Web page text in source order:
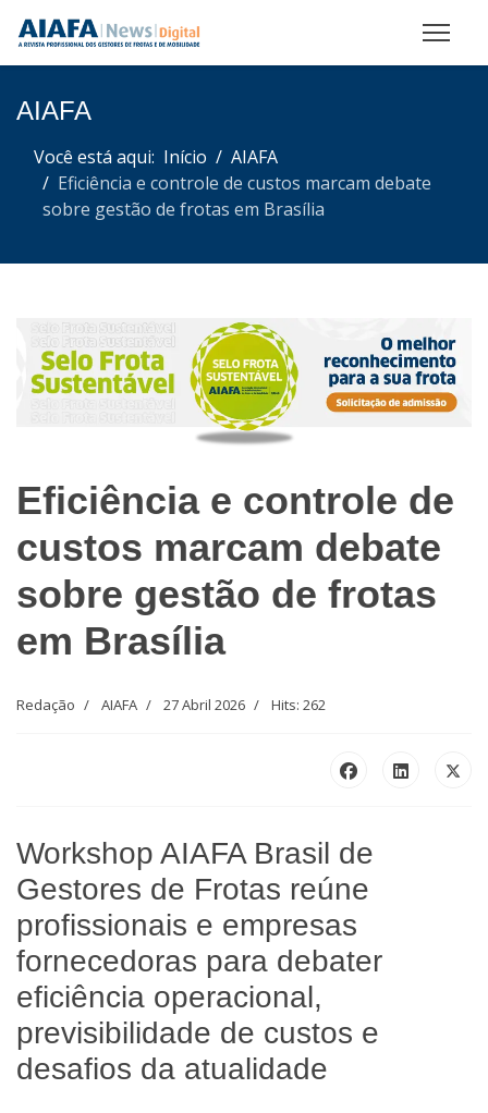
AIAFA
Você está aqui: Início
AIAFA
Eficiência e controle de custos marcam debate
sobre gestão de frotas em Brasília
Eficiência e controle de
custos marcam debate
sobre gestão de frotas
em Brasília
Redação AIAFA 27 Abril 2026 Hits: 262
Workshop AIAFA Brasil de
Gestores de Frotas reúne
profissionais e empresas
fornecedoras para debater
eficiência operacional,
previsibilidade de custos e
desafios da atualidade